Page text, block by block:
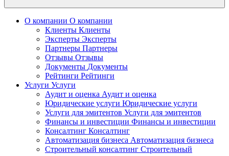
О компании О компании
Клиенты Клиенты
Эксперты Эксперты
Партнеры Партнеры
Отзывы Отзывы
Документы Документы
Рейтинги Рейтинги
Услуги Услуги
Аудит и оценка Аудит и оценка
Юридические услуги Юридические услуги
Услуги для эмитентов Услуги для эмитентов
Финансы и инвестиции Финансы и инвестиции
Консалтинг Консалтинг
Автоматизация бизнеса Автоматизация бизнеса
Строительный консалтинг Строительный